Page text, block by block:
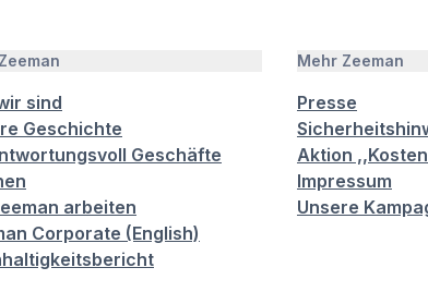
sind
Geschichte
Geschäfte
arbeiten
Corporate (English)
Mehr Zeeman
Presse
Aktion
Impressum
Unsere